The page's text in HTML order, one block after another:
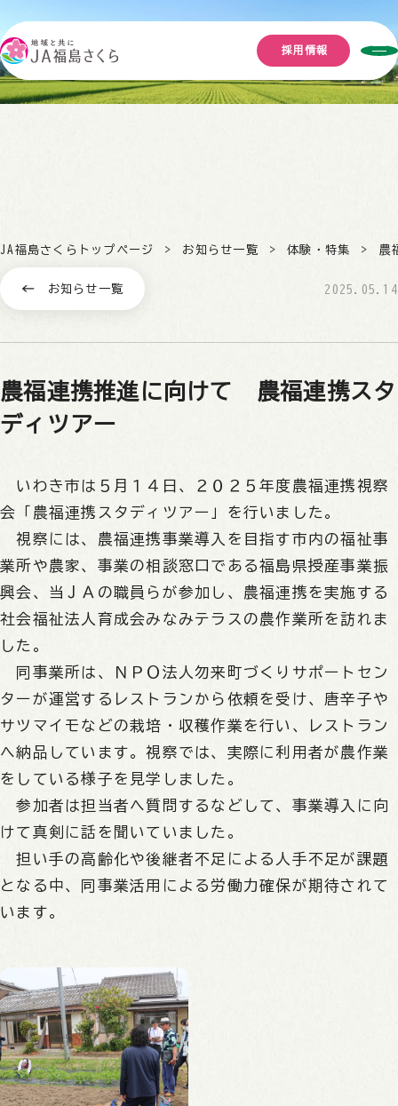
採用情報
JA福島さくらトップページ お知らせ一覧 体験・特集 農
お知らせ一覧 2025.05.14
農福連携推進に向けて 農福連携スタ
ディツアー
いわき市は５月１４日、２０２５年度農福連携視察
会「農福連携スタディツアー」を行いました。
視察には、農福連携事業導入を目指す市内の福祉事
業所や農家、事業の相談窓口である福島県授産事業振
興会、当ＪＡの職員らが参加し、農福連携を実施する
社会福祉法人育成会みなみテラスの農作業所を訪れま
した。
同事業所は、ＮＰＯ法人勿来町づくりサポートセン
ターが運営するレストランから依頼を受け、唐辛子や
サツマイモなどの栽培・収穫作業を行い、レストラン
へ納品しています。視察では、実際に利用者が農作業
をしている様子を見学しました。
参加者は担当者へ質問するなどして、事業導入に向
けて真剣に話を聞いていました。
担い手の高齢化や後継者不足による人手不足が課題
となる中、同事業活用による労働力確保が期待されて
います。